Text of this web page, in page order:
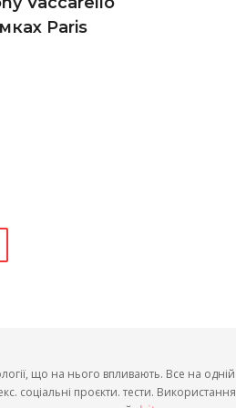
Paris
що на нього впливають. Все на одній
соціальні проєкти. тести. Використання